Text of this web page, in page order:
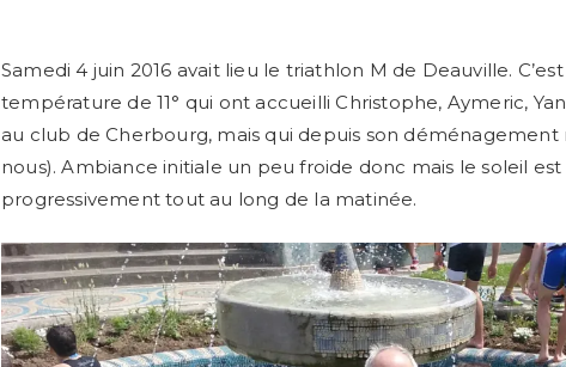
Samedi 4 juin 2016 avait lieu le triathlon M de Deauville.
température de 11° qui ont accueilli Christophe, Aymeric,
au club de Cherbourg, mais qui depuis son
nous). Ambiance initiale un peu froide donc mais le soleil est
progressivement tout au long de la matinée.